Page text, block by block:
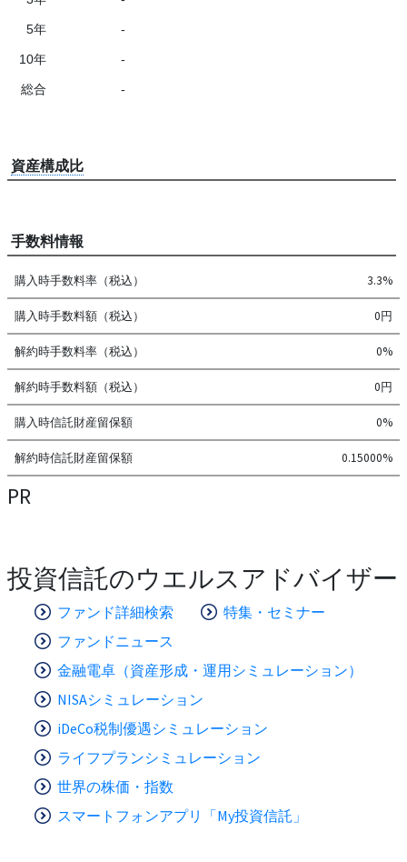
5年 -
10年 -
総合 -
資産構成比
手数料情報
購入時手数料率（税込） 3.3%
購入時手数料額（税込） 0円
解約時手数料率（税込） 0%
解約時手数料額（税込） 0円
購入時信託財産留保額 0%
解約時信託財産留保額 0.15000%
PR
投資信託のウエルスアドバイザー
ファンド詳細検索
特集・セミナー
ファンドニュース
金融電卓（資産形成・運用シミュレーション）
NISAシミュレーション
iDeCo税制優遇シミュレーション
ライフプランシミュレーション
世界の株価・指数
スマートフォンアプリ「My投資信託」